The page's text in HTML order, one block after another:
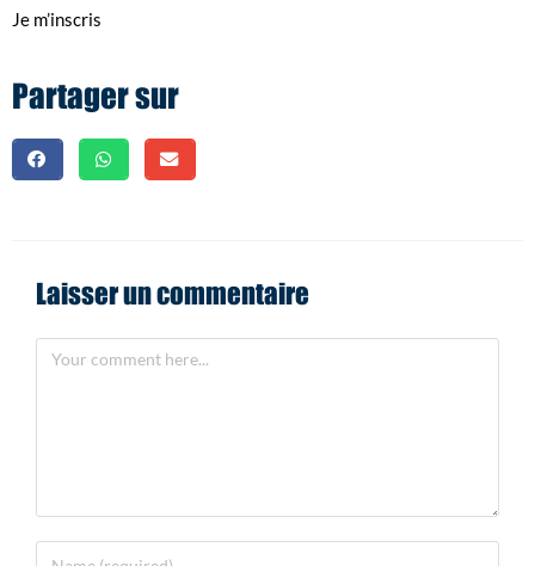
Je m’inscris
Partager sur
Laisser un commentaire